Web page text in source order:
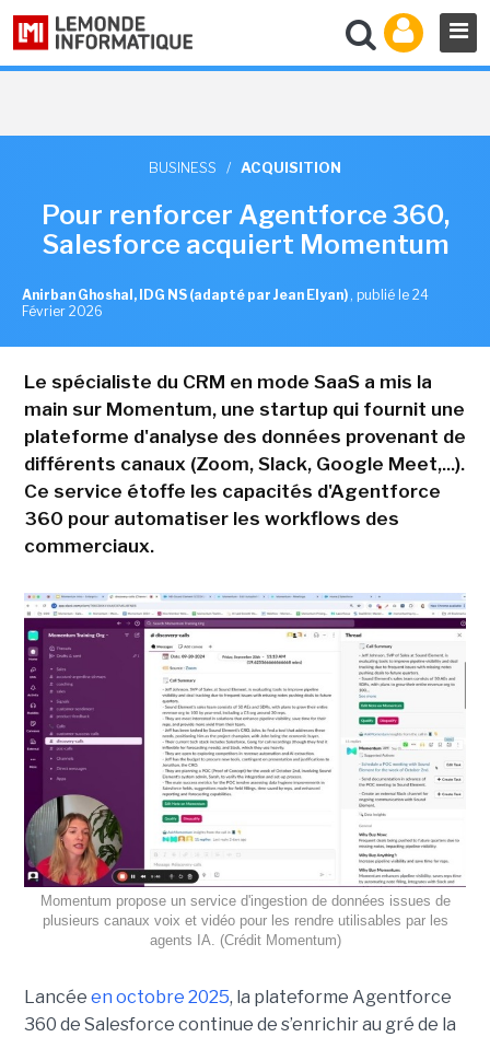
BUSINESS / ACQUISITION
Pour renforcer Agentforce 360,
Salesforce acquiert Momentum
Anirban Ghoshal, IDG NS (adapté par Jean Elyan) , publié le 24
Février 2026
Le spécialiste du CRM en mode SaaS a mis la
main sur Momentum, une startup qui fournit une
plateforme d'analyse des données provenant de
différents canaux (Zoom, Slack, Google Meet,...).
Ce service étoffe les capacités d'Agentforce
360 pour automatiser les workflows des
commerciaux.
Momentum propose un service d'ingestion de données issues de
plusieurs canaux voix et vidéo pour les rendre utilisables par les
agents IA. (Crédit Momentum)
Lancée en octobre 2025, la plateforme Agentforce
360 de Salesforce continue de s’enrichir au gré de la